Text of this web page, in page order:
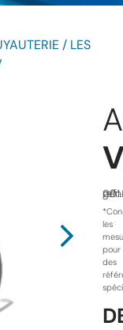
/ LES
ref.
les
pour
des